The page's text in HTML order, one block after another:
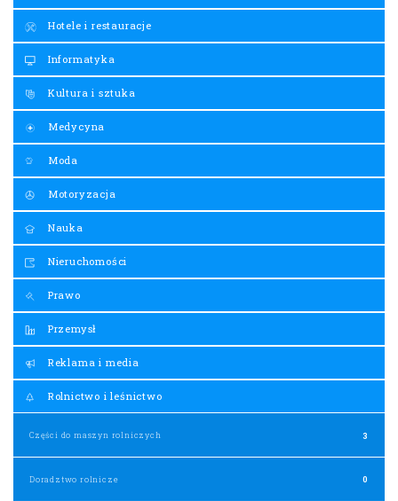
Hotele i restauracje
Informatyka
Kultura i sztuka
Medycyna
Moda
Motoryzacja
Nauka
Nieruchomości
Prawo
Przemysł
Reklama i media
Rolnictwo i leśnictwo
Części do maszyn rolniczych 3
Doradztwo rolnicze 0